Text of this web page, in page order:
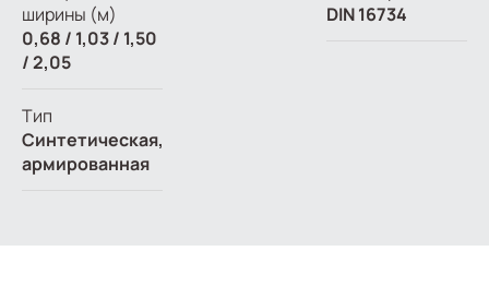
ширины (м)
0,68 / 1,03 / 1,50
/ 2,05
Тип
Синтетическая,
армированная
DIN 16734